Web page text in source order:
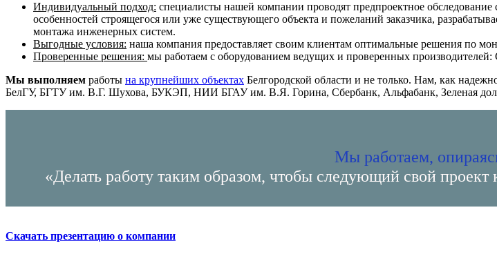
Индивидуальный подход: специалисты нашей компании проводят предпроектное
особенностей строящегося или уже существующего объекта и пожеланий заказчика,
монтажа инженерных систем.
Выгодные условия: наша компания предоставляет своим клиентам оптимальные решения по
Проверенные решения: мы работаем с оборудованием ведущих и проверенных
Мы выполняем работы на крупнейших объектах Белгородской области и не только. Нам, как
БелГУ, БГТУ им. В.Г. Шухова, БУКЭП, НИИ БГАУ им. В.Я. Горина, Сбербанк, Альфабанк, Зеленая
Мы работаем,
«Делать работу таким образом, чтобы следующий свой проект
Скачать презентацию о компании